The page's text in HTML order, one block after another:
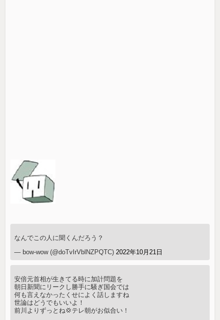
なんでこの人に聞くんだろう？
— bow-wow (@doTvIrVblNZPQTC) 2022年10月21日
安倍元首相が生きてる時に加計問題を
朝日新聞にリークし勝手に騒ぎ国会では
何も言えなかったくせによく話しますね
世論はどうでもいいよ！
前川よりずっとね💢テレ朝がお似合い！